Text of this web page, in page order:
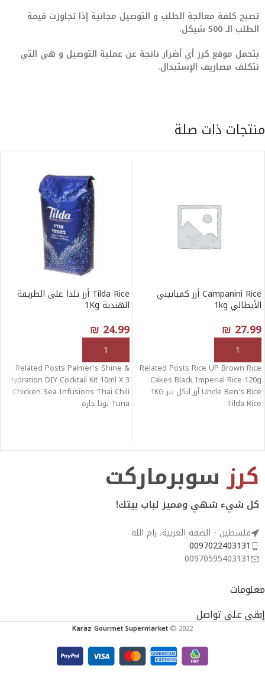
تصبح كلفة معالجة الطلب و التوصيل مجانية إذا تجاوزت قيمة
الطلب الـ 500 شيكل.
يتحمل موقع كرز أي أضرار ناتجة عن عملية التوصيل و هي التي
تتكلف مصاريف الإستبدال.
منتجات ذات صلة
Campanini Rice أرز كمبانيني
الأيطالي 1kg
₪ 27.99
إضافة إلى السلة
Related Posts Rice UP Brown Rice
Cakes Black Imperial Rice 120g
Uncle Ben's Rice أرز انكل بنز 1KG
Tilda Rice
Tilda Rice أرز تلدا على الطريقة
الهندية 1Kg
₪ 24.99
إضافة إلى السلة
Related Posts Palmer's Shine &
Hydration DIY Cocktail Kit 10ml X 3
Chicken Sea Infusions Thai Chili
Tuna تونا حارة
كرز سوبرماركت
كل شيء شهي ومميز لباب بيتك!
فلسطين - الضفة الغربية، رام الله
0097022403131
00970595403131
معلومات
إبقى على تواصل
Karaz Gourmet Supermarket 2022